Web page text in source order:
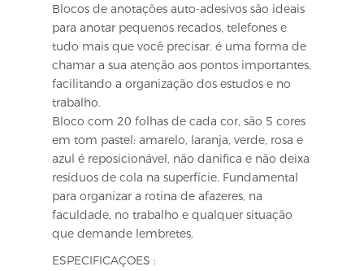
Blocos de anotações auto-adesivos são ideais
para anotar pequenos recados, telefones e
tudo mais que você precisar. é uma forma de
chamar a sua atenção aos pontos importantes,
facilitando a organização dos estudos e no
trabalho.
Bloco com 20 folhas de cada cor, são 5 cores
em tom pastel: amarelo, laranja, verde, rosa e
azul é reposicionável, não danifica e não deixa
resíduos de cola na superfície. Fundamental
para organizar a rotina de afazeres, na
faculdade, no trabalho e qualquer situação
que demande lembretes.
ESPECIFICAÇOES :